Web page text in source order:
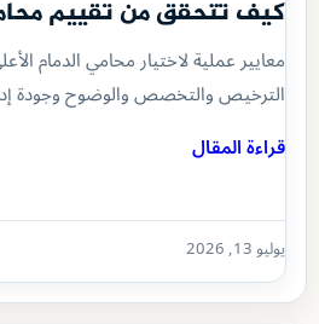
كيف تتحقق من تقييم
معايير عملية لاختيار محامي الدمام
الترخيص والتخصص والوضوح وجودة
قراءة المقال
يوليو 13, 2026